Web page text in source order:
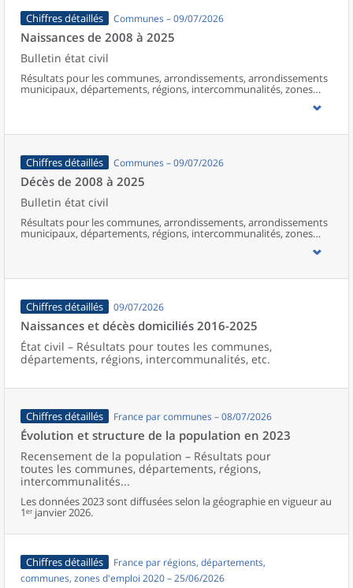
Chiffres détaillés Communes – 09/07/2026
Naissances de 2008 à 2025
Bulletin état civil
Résultats pour les communes, arrondissements, arrondissements
municipaux, départements, régions, intercommunalités, zones
d’emploi, bassins de vie, unités urbaines et aires d’attraction des
Chiffres détaillés Communes – 09/07/2026
Décès de 2008 à 2025
Bulletin état civil
Résultats pour les communes, arrondissements, arrondissements
municipaux, départements, régions, intercommunalités, zones
d’emploi, bassins de vie, unités urbaines et aires d’attraction des
Chiffres détaillés 09/07/2026
Naissances et décès domiciliés 2016-2025
État civil – Résultats pour toutes les communes,
départements, régions, intercommunalités, etc.
Chiffres détaillés France par communes – 08/07/2026
Évolution et structure de la population en 2023
Recensement de la population – Résultats pour
toutes les communes, départements, régions,
intercommunalités...
Les données 2023 sont diffusées selon la géographie en vigueur au
1ᵉʳ janvier 2026.
Chiffres détaillés
France par régions, départements,
communes, zones d'emploi 2020 – 25/06/2026